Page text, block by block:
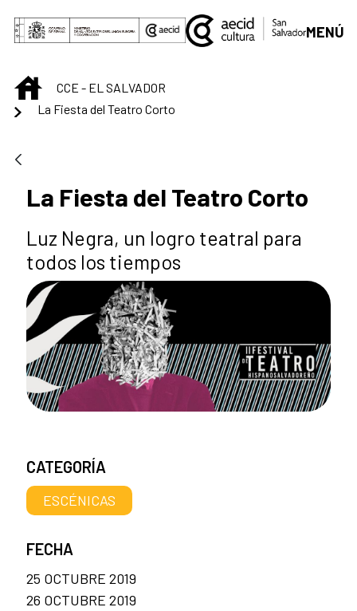
Saltar al contenido principal
MENÚ
INICIOCCE - EL SALVADOR
La Fiesta del Teatro Corto
La Fiesta del Teatro Corto
Luz Negra, un logro teatral para
todos los tiempos
CATEGORÍA
ESCÉNICAS
FECHA
25 OCTUBRE 2019
26 OCTUBRE 2019